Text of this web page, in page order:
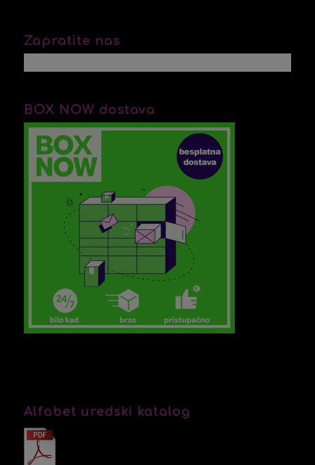
Zapratite nas
BOX NOW dostava
Alfabet uredski katalog